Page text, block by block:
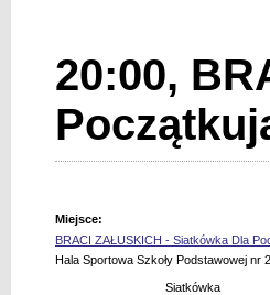
20:00,
Miejsce:
BRACI ZAŁUSKICH - Siatkówka Dla
Hala Sportowa Szkoły Podstawowej nr
Siatkówka